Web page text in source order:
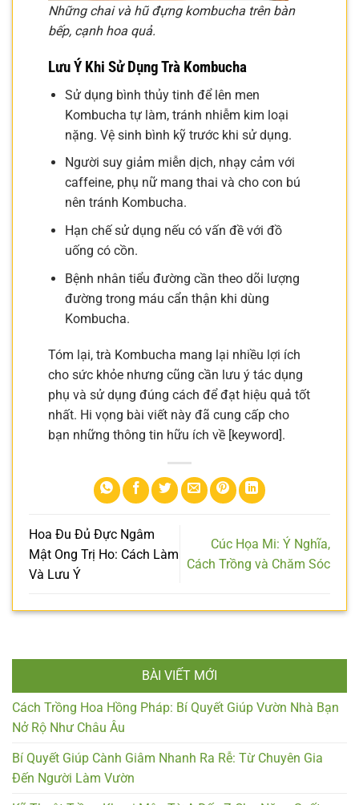
Những chai và hũ đựng kombucha trên bàn
bếp, cạnh hoa quả.
Lưu Ý Khi Sử Dụng Trà Kombucha
Sử dụng bình thủy tinh để lên men
Kombucha tự làm, tránh nhiễm kim loại
nặng. Vệ sinh bình kỹ trước khi sử dụng.
Người suy giảm miễn dịch, nhạy cảm với
caffeine, phụ nữ mang thai và cho con bú
nên tránh Kombucha.
Hạn chế sử dụng nếu có vấn đề với đồ
uống có cồn.
Bệnh nhân tiểu đường cần theo dõi lượng
đường trong máu cẩn thận khi dùng
Kombucha.
Tóm lại, trà Kombucha mang lại nhiều lợi ích
cho sức khỏe nhưng cũng cần lưu ý tác dụng
phụ và sử dụng đúng cách để đạt hiệu quả tốt
nhất. Hi vọng bài viết này đã cung cấp cho
bạn những thông tin hữu ích về [keyword].
Hoa Đu Đủ Đực Ngâm
Mật Ong Trị Ho: Cách Làm
Và Lưu Ý
Cúc Họa Mi: Ý Nghĩa,
Cách Trồng và Chăm Sóc
BÀI VIẾT MỚI
Cách Trồng Hoa Hồng Pháp: Bí Quyết Giúp Vườn Nhà Bạn
Nở Rộ Như Châu Âu
Bí Quyết Giúp Cành Giâm Nhanh Ra Rễ: Từ Chuyên Gia
Đến Người Làm Vườn